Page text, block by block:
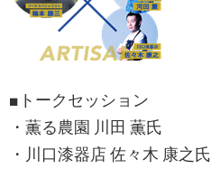
■トークセッション
・薫る農園 川田 薫氏
・川口漆器店 佐々木 康之氏